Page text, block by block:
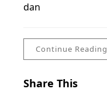
dan
Continue Reading
Share This